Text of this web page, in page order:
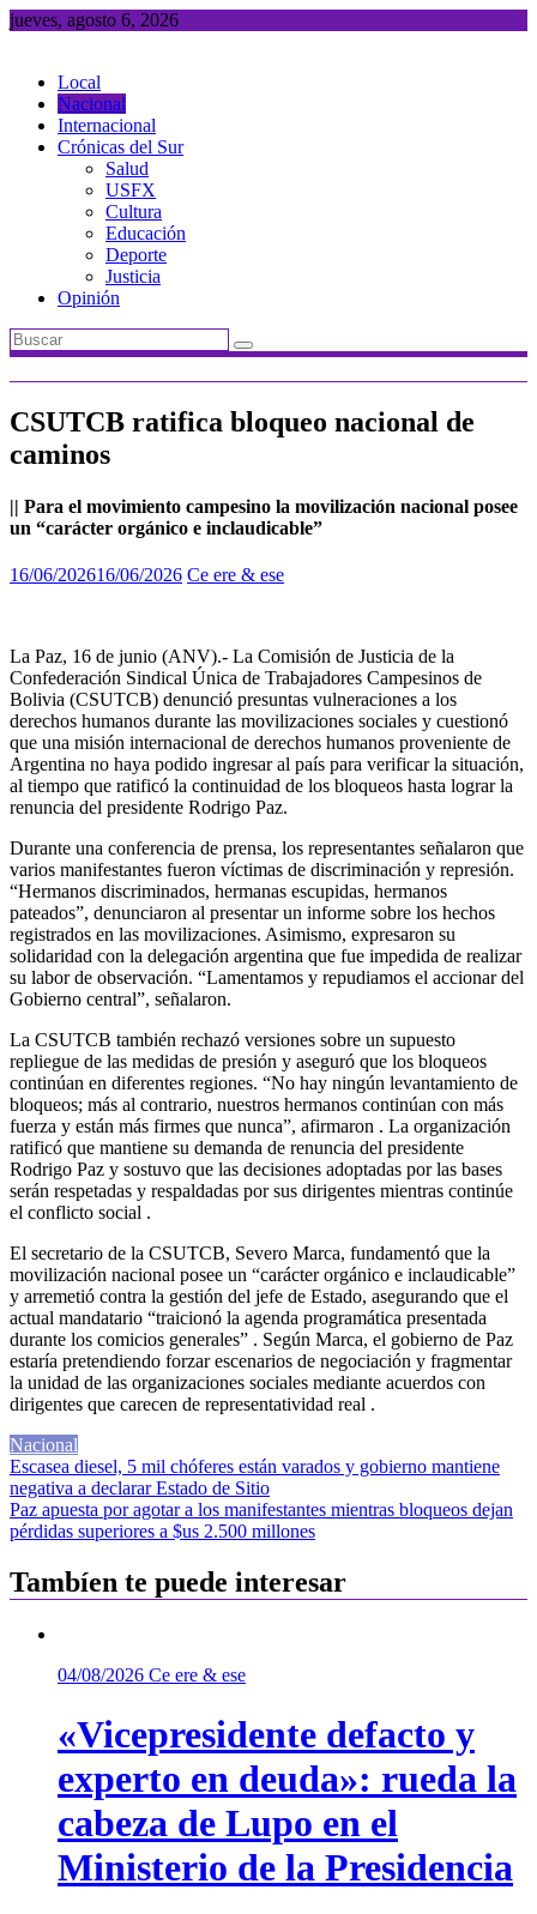
Saltar
jueves, agosto 6, 2026
Local
Nacional
Internacional
Crónicas del Sur
Salud
USFX
Cultura
Educación
Deporte
Justicia
Opinión
CSUTCB ratifica bloqueo nacional de
caminos
|| Para el movimiento campesino la movilización nacional posee
un “carácter orgánico e inclaudicable”
16/06/202616/06/2026 Ce ere & ese
La Paz, 16 de junio (ANV).- La Comisión de Justicia de la
Confederación Sindical Única de Trabajadores Campesinos de
Bolivia (CSUTCB) denunció presuntas vulneraciones a los
derechos humanos durante las movilizaciones sociales y cuestionó
que una misión internacional de derechos humanos proveniente de
Argentina no haya podido ingresar al país para verificar la situación,
al tiempo que ratificó la continuidad de los bloqueos hasta lograr la
renuncia del presidente Rodrigo Paz.
Durante una conferencia de prensa, los representantes señalaron que
varios manifestantes fueron víctimas de discriminación y represión.
“Hermanos discriminados, hermanas escupidas, hermanos
pateados”, denunciaron al presentar un informe sobre los hechos
registrados en las movilizaciones. Asimismo, expresaron su
solidaridad con la delegación argentina que fue impedida de realizar
su labor de observación. “Lamentamos y repudiamos el accionar del
Gobierno central”, señalaron.
La CSUTCB también rechazó versiones sobre un supuesto
repliegue de las medidas de presión y aseguró que los bloqueos
continúan en diferentes regiones. “No hay ningún levantamiento de
bloqueos; más al contrario, nuestros hermanos continúan con más
fuerza y están más firmes que nunca”, afirmaron . La organización
ratificó que mantiene su demanda de renuncia del presidente
Rodrigo Paz y sostuvo que las decisiones adoptadas por las bases
serán respetadas y respaldadas por sus dirigentes mientras continúe
el conflicto social .
El secretario de la CSUTCB, Severo Marca, fundamentó que la
movilización nacional posee un “carácter orgánico e inclaudicable”
y arremetió contra la gestión del jefe de Estado, asegurando que el
actual mandatario “traicionó la agenda programática presentada
durante los comicios generales” . Según Marca, el gobierno de Paz
estaría pretendiendo forzar escenarios de negociación y fragmentar
la unidad de las organizaciones sociales mediante acuerdos con
dirigentes que carecen de representatividad real .
Nacional
Navegación
de
entradas
Escasea diesel, 5 mil chóferes están varados y gobierno mantiene
negativa a declarar Estado de Sitio
Paz apuesta por agotar a los manifestantes mientras bloqueos dejan
pérdidas superiores a $us 2.500 millones
Tambíen te puede interesar
04/08/2026 Ce ere & ese
«Vicepresidente defacto y
experto en deuda»: rueda la
cabeza de Lupo en el
Ministerio de la Presidencia